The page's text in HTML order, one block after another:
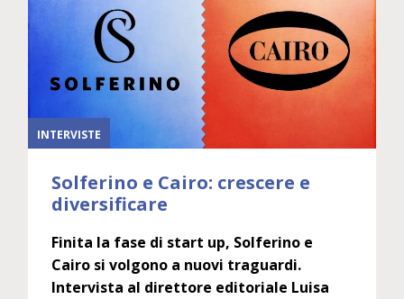
INTERVISTE
Solferino e Cairo: crescere e
diversificare
Finita la fase di start up, Solferino e
Cairo si volgono a nuovi traguardi.
Intervista al direttore editoriale Luisa